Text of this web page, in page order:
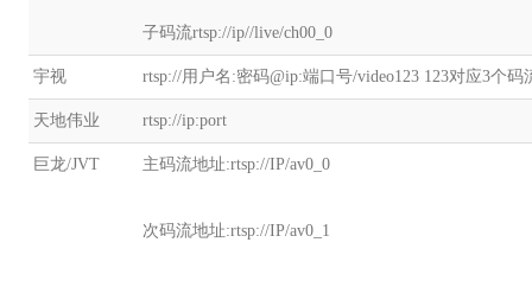
子码流rtsp://ip//live/ch00_0
宇视 rtsp://用户名:密码@ip:端口号/video123 123对应3个码
天地伟业 rtsp://ip:port
巨龙/JVT 主码流地址:rtsp://IP/av0_0
次码流地址:rtsp://IP/av0_1